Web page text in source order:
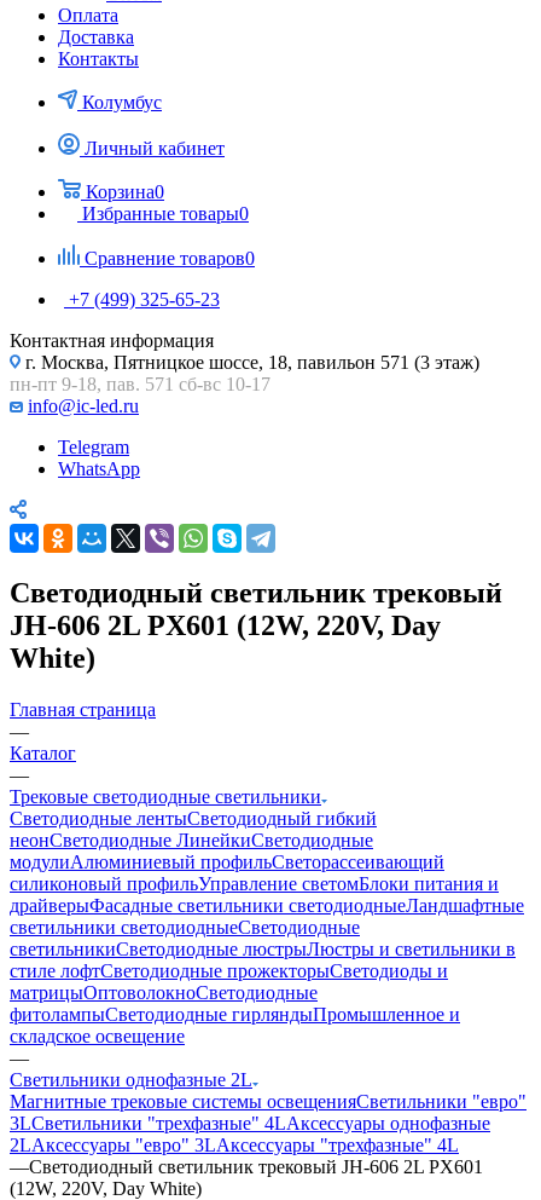
Оплата
Доставка
Контакты
Колумбус
Личный кабинет
Корзина0
Избранные товары0
Сравнение товаров0
+7 (499) 325-65-23
Контактная информация
г. Москва, Пятницкое шоссе, 18, павильон 571 (3 этаж)
пн-пт 9-18, пав. 571 сб-вс 10-17
info@ic-led.ru
Telegram
WhatsApp
Светодиодный светильник трековый
JH-606 2L PX601 (12W, 220V, Day
White)
Главная страница
—
Каталог
—
Трековые светодиодные светильники
Светодиодные лентыСветодиодный гибкий
неонСветодиодные ЛинейкиСветодиодные
модулиАлюминиевый профильСветорассеивающий
силиконовый профильУправление светомБлоки питания и
драйверыФасадные светильники светодиодныеЛандшафтные
светильники светодиодныеСветодиодные
светильникиСветодиодные люстрыЛюстры и светильники в
стиле лофтСветодиодные прожекторыСветодиоды и
матрицыОптоволокноСветодиодные
фитолампыСветодиодные гирляндыПромышленное и
складское освещение
—
Светильники однофазные 2L
Магнитные трековые системы освещенияСветильники "евро"
3LСветильники "трехфазные" 4LАксессуары однофазные
2LАксессуары "евро" 3LАксессуары "трехфазные" 4L
—Светодиодный светильник трековый JH-606 2L PX601
(12W, 220V, Day White)